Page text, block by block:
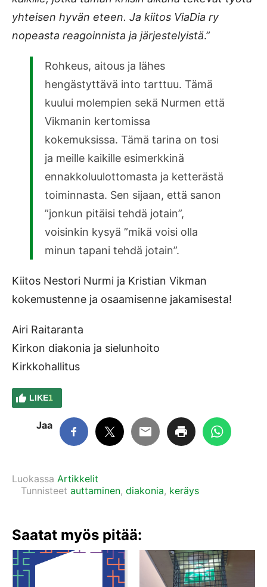
yhteisen hyvän eteen. Ja kiitos ViaDia ry
nopeasta reagoinnista ja järjestelyistä.”
Rohkeus, aitous ja lähes
hengästyttävä into tarttuu. Tämä
kuului molempien sekä Nurmen että
Vikmanin kertomissa
kokemuksissa. Tämä tarina on tosi
ja meille kaikille esimerkkinä
ennakkoluulottomasta ja ketterästä
toiminnasta. Sen sijaan, että sanon
”jonkun pitäisi tehdä jotain”,
voisinkin kysyä ”mikä voisi olla
minun tapani tehdä jotain”.
Kiitos Nestori Nurmi ja Kristian Vikman
kokemustenne ja osaamisenne jakamisesta!
Airi Raitaranta
Kirkon diakonia ja sielunhoito
Kirkkohallitus
LIKE1
Jaa
Luokassa Artikkelit
Tunnisteet auttaminen, diakonia, keräys
Saatat myös pitää: